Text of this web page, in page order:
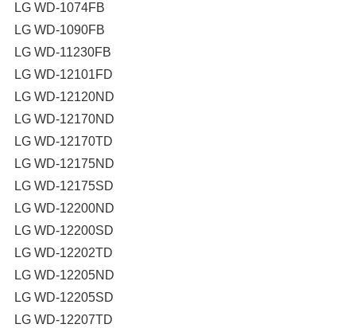
LG WD-1074FB
LG WD-1090FB
LG WD-11230FB
LG WD-12101FD
LG WD-12120ND
LG WD-12170ND
LG WD-12170TD
LG WD-12175ND
LG WD-12175SD
LG WD-12200ND
LG WD-12200SD
LG WD-12202TD
LG WD-12205ND
LG WD-12205SD
LG WD-12207TD